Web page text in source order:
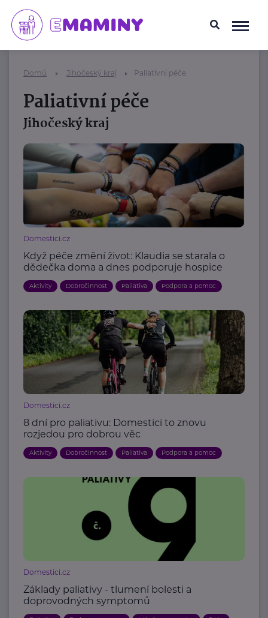
Domů Jihočeský kraj Paliativní péče
Paliativní péče
Jihočeský kraj
Domestici.cz
Když péče změní život: Klaudia se starala o
dědečka doma a dnes podporuje hospice
Aktivity Dobročinnost Paliativa Podpora a pomoc
Domestici.cz
8 dní pro paliativu: Domestici to znovu
rozjedou pro dobrou věc
Aktivity Dobročinnost Paliativa Podpora a pomoc
Domestici.cz
Základy paliativy - tlumení bolesti a
doprovodných symptomů